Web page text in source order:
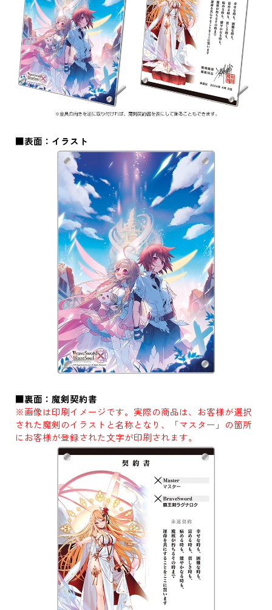
■表面：イラスト
■裏面：魔剣契約書
※画像は印刷イメージです。実際の商品は、お客様が選択
された魔剣のイラストと名称となり、「マスター」の箇所
にお客様が登録された文字が印刷されます。